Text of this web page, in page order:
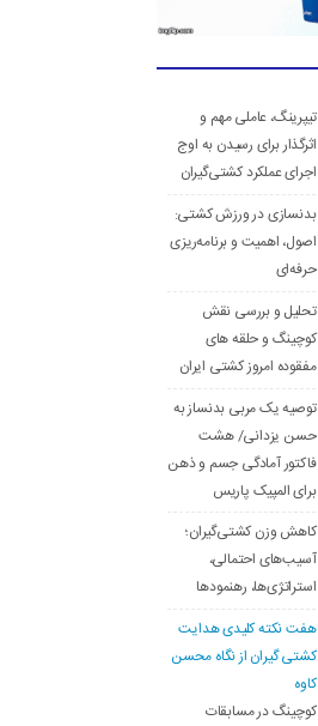
تیپرینگ، عاملی مهم و
اثرگذار برای رسیدن به اوج
اجرای عملکرد کشتی‌گیران
بدنسازی در ورزش کشتی:
اصول، اهمیت و برنامه‌ریزی
حرفه‌ای
تحلیل و بررسی نقش
کوچینگ و حلقه های
مفقوده امروز کشتی ایران
توصیه یک مربی بدنساز به
حسن یزدانی/ هشت
فاکتور آمادگی جسم و ذهن
برای المپیک پاریس
کاهش وزن کشتی‌گیران؛
آسیب‌های احتمالی،
استراتژی‌ها، رهنمودها
هفت نکته کلیدی هدایت
کشتی گیران از نگاه محسن
کاوه
کوچینگ در مسابقات